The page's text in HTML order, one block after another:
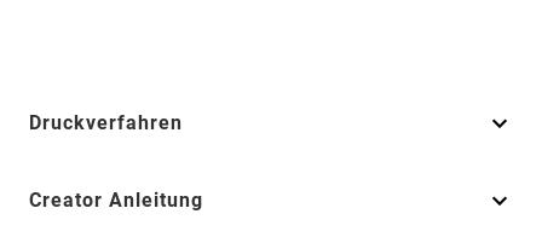
Druckverfahren
Creator Anleitung